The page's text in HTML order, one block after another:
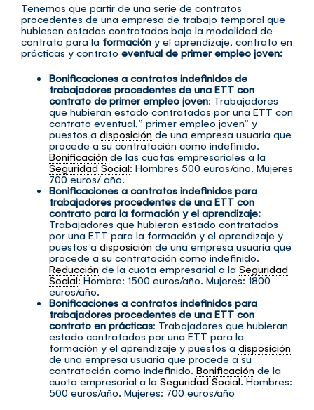
Tenemos que partir de una serie de contratos
procedentes de una empresa de trabajo temporal que
hubiesen estados contratados bajo la modalidad de
contrato para la formación y el aprendizaje, contrato en
prácticas y contrato eventual de primer empleo joven:
Bonificaciones a contratos indefinidos de
trabajadores procedentes de una ETT con
contrato de primer empleo joven: Trabajadores
que hubieran estado contratados por una ETT con
contrato eventual,” primer empleo joven” y
puestos a disposición de una empresa usuaria que
procede a su contratación como indefinido.
Bonificación de las cuotas empresariales a la
Seguridad Social: Hombres 500 euros/año. Mujeres
700 euros/ año.
Bonificaciones a contratos indefinidos para
trabajadores procedentes de una ETT con
contrato para la formación y el aprendizaje:
Trabajadores que hubieran estado contratados
por una ETT para la formación y el aprendizaje y
puestos a disposición de una empresa usuaria que
procede a su contratación como indefinido.
Reducción de la cuota empresarial a la Seguridad
Social: Hombre: 1500 euros/año. Mujeres: 1800
euros/año.
Bonificaciones a contratos indefinidos para
trabajadores procedentes de una ETT con
contrato en prácticas: Trabajadores que hubieran
estado contratados por una ETT para la
formación y el aprendizaje y puestos a disposición
de una empresa usuaria que procede a su
contratación como indefinido. Bonificación de la
cuota empresarial a la Seguridad Social. Hombres:
500 euros/año. Mujeres: 700 euros/año